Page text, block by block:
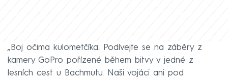
„Boj očima kulometčíka. Podívejte se na záběry z
kamery GoPro pořízené během bitvy v jedné z
lesních cest u Bachmutu. Naši vojáci ani pod